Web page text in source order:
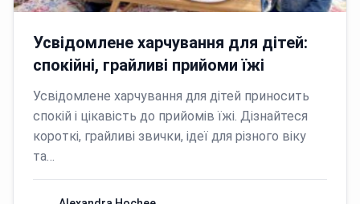
Усвідомлене харчування для дітей:
спокійні, грайливі прийоми їжі
Усвідомлене харчування для дітей приносить
спокій і цікавість до прийомів їжі. Дізнайтеся
короткі, грайливі звички, ідеї для різного віку
та…